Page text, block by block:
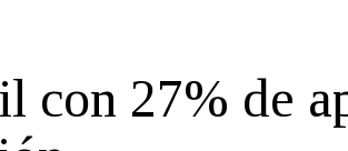
con 27% de